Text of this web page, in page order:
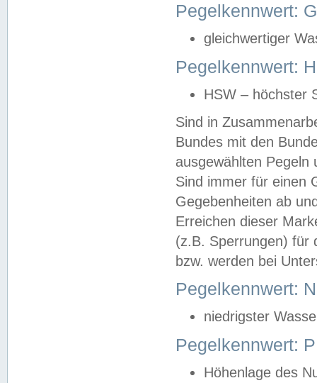
Pegelkennwert:
gleichwertiger
Pegelkennwert:
HSW – höchster
Sind in
Bundes mit den
ausgewählten
Sind immer für einen
Gegebenheiten ab
Erreichen dieser
(z.B. Sperrungen) für
bzw. werden bei
Pegelkennwert:
niedrigster
Pegelkennwert:
Höhenlage des